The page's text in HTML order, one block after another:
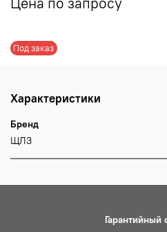
Под заказ
Характеристики
Бренд
ЩЛЗ
Гарантийный